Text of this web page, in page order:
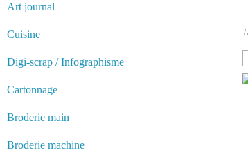
Art journal
Cuisine
Digi-scrap / Infographisme
Cartonnage
Broderie main
Broderie machine